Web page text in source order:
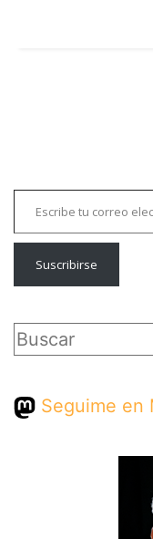
Escribe tu correo electrónico…
Suscribirse
Buscar
Seguime en